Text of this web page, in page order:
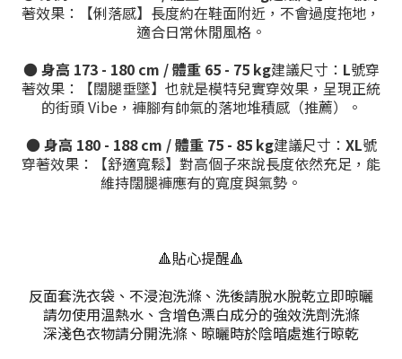
著效果：【俐落感】長度約在鞋面附近，不會過度拖地，
適合日常休閒風格。
●身高 173 - 180 cm / 體重 65 - 75 kg建議尺寸： L號穿
著效果：【闊腿垂墜】也就是模特兒實穿效果，呈現正統
的街頭 Vibe，褲腳有帥氣的落地堆積感（推薦）。
●身高 180 - 188 cm / 體重 75 - 85 kg建議尺寸： XL號
穿著效果：【舒適寬鬆】對高個子來說長度依然充足，能
維持闊腿褲應有的寬度與氣勢。
🔺貼心提醒🔺
反面套洗衣袋、不浸泡洗滌、洗後請脫水脫乾立即晾曬
請勿使用溫熱水、含增色漂白成分的強效洗劑洗滌
深淺色衣物請分開洗滌、晾曬時於陰暗處進行晾乾